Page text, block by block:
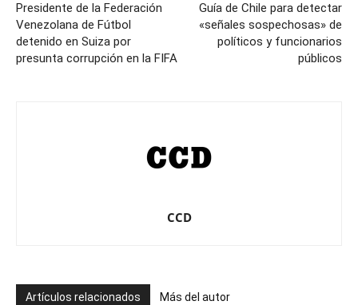
Presidente de la Federación
Venezolana de Fútbol
detenido en Suiza por
presunta corrupción en la FIFA
Guía de Chile para detectar
«señales sospechosas» de
políticos y funcionarios
públicos
CCD
Artículos relacionados Más del autor